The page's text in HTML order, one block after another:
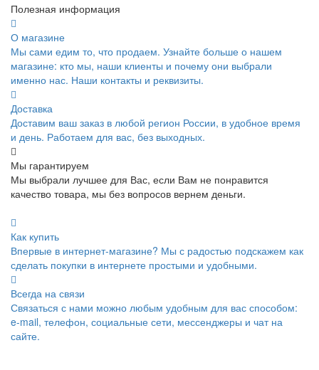
Полезная информация
О магазине
Мы сами едим то, что продаем. Узнайте больше о нашем
магазине: кто мы, наши клиенты и почему они выбрали
именно нас. Наши контакты и реквизиты.
Доставка
Доставим ваш заказ в любой регион России, в удобное время
и день. Работаем для вас, без выходных.
Мы гарантируем
Мы выбрали лучшее для Вас, если Вам не понравится
качество товара, мы без вопросов вернем деньги.
Как купить
Впервые в интернет-магазине? Мы с радостью подскажем как
сделать покупки в интернете простыми и удобными.
Всегда на связи
Связаться с нами можно любым удобным для вас способом:
e-mail, телефон, социальные сети, мессенджеры и чат на
сайте.